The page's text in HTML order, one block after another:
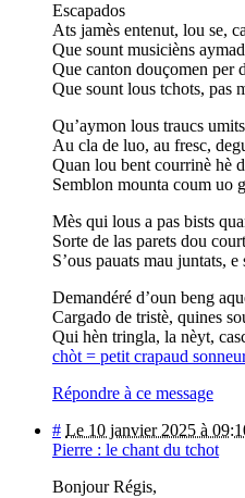
Escapados
Ats jamès entenut, lou se,
Que sount musicièns
Que canton douçomen per
Que sount lous tchots, pas
Qu’aymon lous traucs
Au cla de luo, au fresc,
Quan lou bent courrinè hè
Semblon mounta coum uo
Mès qui lous a pas bists
Sorte de las parets dou
S’ous pauats mau juntats, e
Demandéré d’oun beng
Cargado de tristè, quines
Qui hèn tringla, la nèyt,
chòt = petit crapaud
Répondre à ce message
# Le 10 janvier 2025 à
Pierre : le chant du tchot
Bonjour Régis,